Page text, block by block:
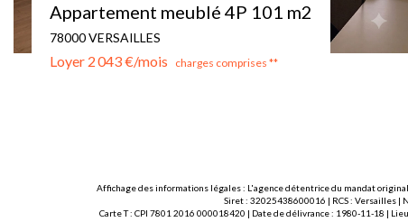
STUDIO MEUBLE - VERSAILLES - MONTREUIL
78000 VERSAILLES
Loyer 780 €/mois charges comprises **
Affichage des informations légales : L'agence détentrice du mandat
Siret : 32025438600016 | RCS : Versailles |
Carte T : CPI 7801 2016 000018420 | Date de délivrance : 1980-11-18 |